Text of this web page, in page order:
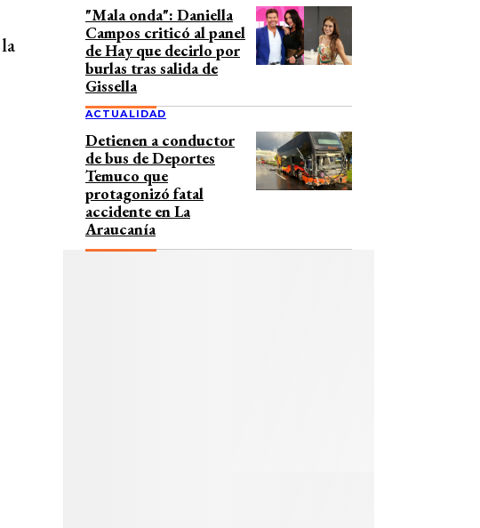
"Mala onda": Daniella
Campos criticó al panel
de Hay que decirlo por
burlas tras salida de
Gissella
ACTUALIDAD
Detienen a conductor
de bus de Deportes
Temuco que
protagonizó fatal
accidente en La
Araucanía